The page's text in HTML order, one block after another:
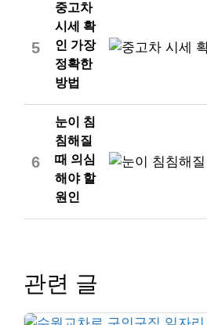
5
중고차
시세 확
인 가장
정확한
방법
6
눈이 침
침해질
때 의심
해야 할
원인
관련 글